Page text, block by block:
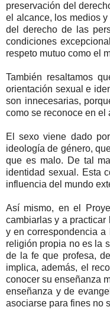
preservación del
el alcance, los medios
del derecho de las
condiciones
respeto mutuo como el
También resaltamos
orientación sexual e
son innecesarias,
como se reconoce en el
El sexo viene dado
ideología de género,
que es malo. De tal
identidad sexual. Esta
influencia del mundo
Así mismo, en el
cambiarlas y a practicar
y en correspondencia
religión propia no es la
de la fe que profesa,
implica, además, el
conocer su enseñanza
enseñanza y de
asociarse para fines no